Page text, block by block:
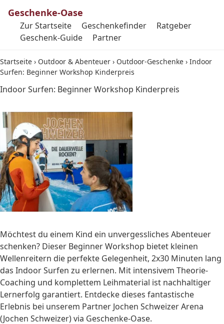
Geschenke-Oase
Zur Startseite Geschenkefinder
Ratgeber
Geschenk-Guide
Partner
Startseite › Outdoor & Abenteuer › Outdoor-Geschenke › Indoor
Surfen: Beginner Workshop Kinderpreis
Indoor Surfen: Beginner Workshop Kinderpreis
Möchtest du einem Kind ein unvergessliches Abenteuer
schenken? Dieser Beginner Workshop bietet kleinen
Wellenreitern die perfekte Gelegenheit, 2x30 Minuten lang
das Indoor Surfen zu erlernen. Mit intensivem Theorie-
Coaching und komplettem Leihmaterial ist nachhaltiger
Lernerfolg garantiert. Entdecke dieses fantastische
Erlebnis bei unserem Partner Jochen Schweizer Arena
(Jochen Schweizer) via Geschenke-Oase.